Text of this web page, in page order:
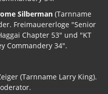
Silberman(Tarnname
Freimauererloge "Senior
Chapter 53" und "KT
Commandery 34".